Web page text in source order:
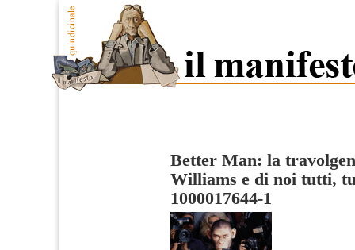
Better Man: la
Williams e di noi tutti,
1000017644-1